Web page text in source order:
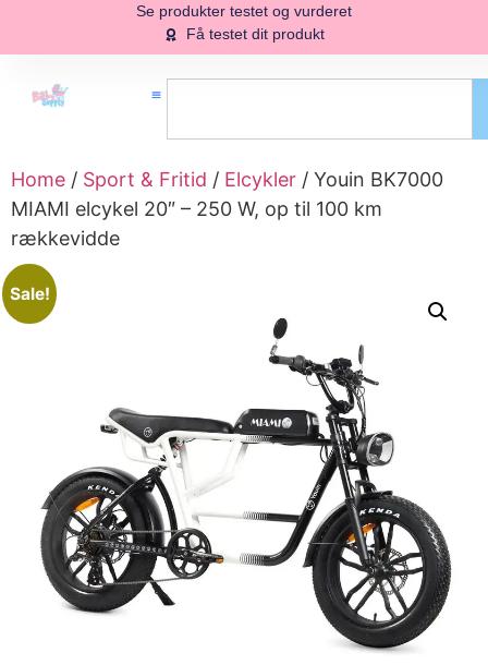
Se produkter testet og vurderet
Få testet dit produkt
Home / Sport & Fritid / Elcykler / Youin BK7000
MIAMI elcykel 20″ – 250 W, op til 100 km
rækkevidde
Sale!